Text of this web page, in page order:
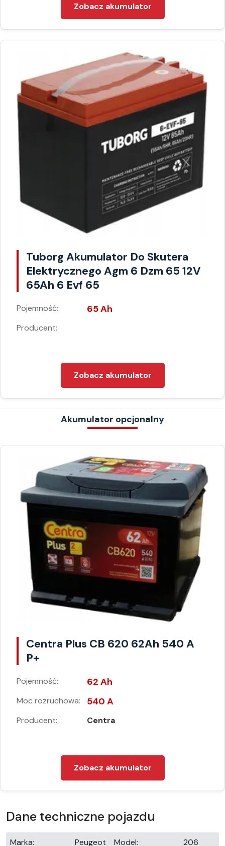
Zobacz akumulator
Tuborg Akumulator Do Skutera
Elektrycznego Agm 6 Dzm 65 12V
65Ah 6 Evf 65
Pojemność: 65 Ah
Producent:
Zobacz akumulator
Akumulator opcjonalny
Centra Plus CB 620 62Ah 540 A
P+
Pojemność: 62 Ah
Moc rozruchowa: 540 A
Producent: Centra
Zobacz akumulator
Dane techniczne pojazdu
Marka: Peugeot Model: 206